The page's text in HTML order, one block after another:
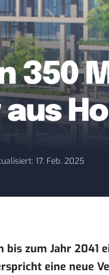
350
17. Feb. 2025
bis zum Jahr 2041
eine neue